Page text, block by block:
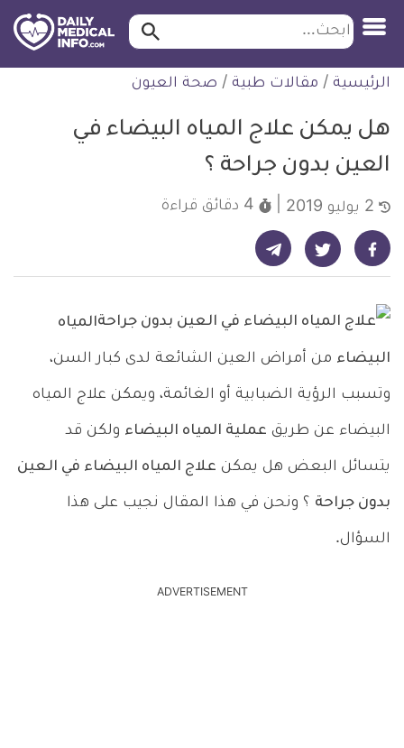
التخطي
للمحتوى
ابحث ابحث…
الرئيسية / مقالات طبية / صحة العيون
هل يمكن علاج المياه البيضاء في
العين بدون جراحة ؟
4 دقائق قراءة
شارك على فيسبوك - ديلي ميديكال انفو شارك على تويتر - ديلي ميديكال انفو شارك على تيليجرام - ديلي ميديكال انفو
المياه
البيضاء من أمراض العين الشائعة لدى كبار السن،
وتسبب الرؤية الضبابية أو الغائمة، ويمكن علاج المياه
البيضاء عن طريق عملية المياه البيضاء ولكن قد
يتسائل البعض هل يمكن علاج المياه البيضاء في العين
بدون جراحة ؟ ونحن في هذا المقال نجيب على هذا
السؤال.
ADVERTISEMENT